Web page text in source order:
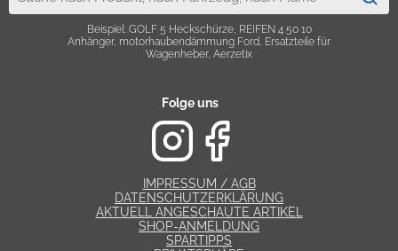
Beispiel: GOLF 5 Heckschürze, REIFEN 4 50 10
Anhänger, motorhaubendämmung Ford, Ersatzteile für
Wagenheber, Aerzetix
Folge uns
IMPRESSUM / AGB
DATENSCHUTZERKLÄRUNG
AKTUELL ANGESCHAUTE ARTIKEL
SHOP-ANMELDUNG
SPARTIPPS